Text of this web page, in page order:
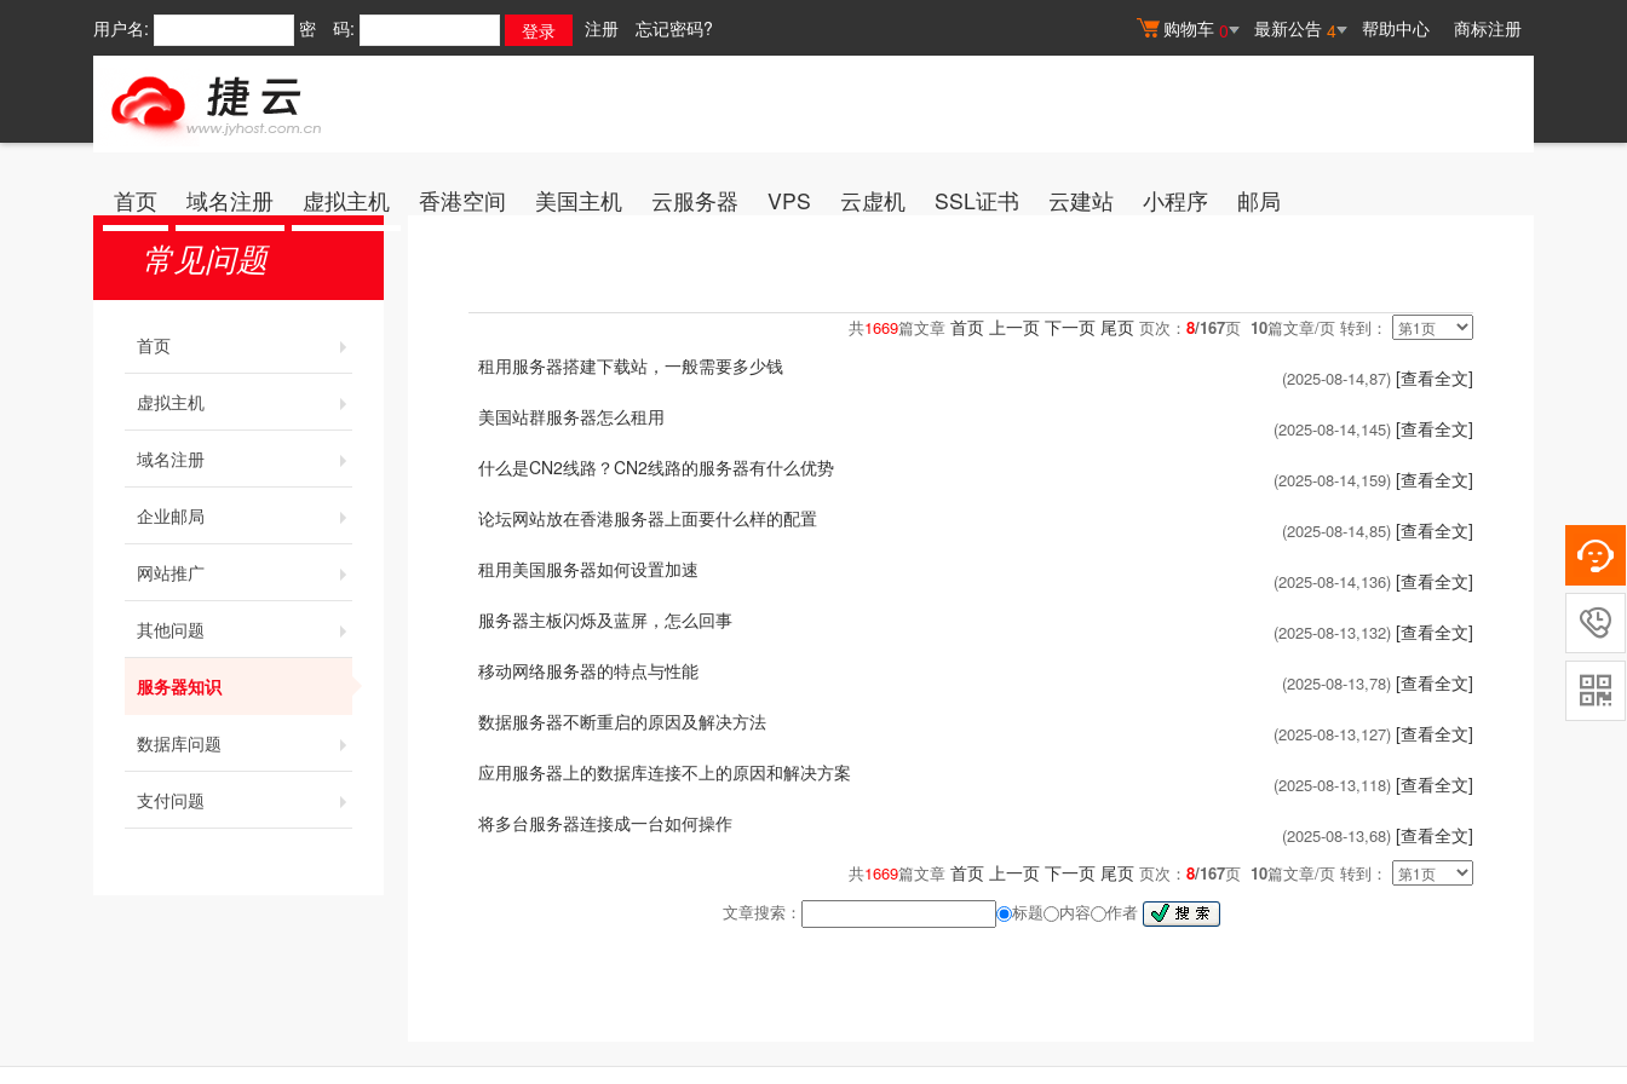
购物车 0 最新公告 4 帮助中心 商标注册
用户名: 密 码: 注册 忘记密码?
首页 域名注册 虚拟主机 香港空间 美国主机 云服务器 VPS 云虚机 SSL证书 云建站 小程序 邮局
常见问题
首页
虚拟主机
域名注册
企业邮局
网站推广
其他问题
服务器知识
数据库问题
支付问题
共1669篇文章 首页 上一页 下一页 尾页 页次： 8/167页 10篇文章/页 转到：
租用服务器搭建下载站，一般需要多少钱
(2025-08-14,87) [查看全文]
美国站群服务器怎么租用
(2025-08-14,145) [查看全文]
什么是CN2线路？CN2线路的服务器有什么优势
(2025-08-14,159) [查看全文]
论坛网站放在香港服务器上面要什么样的配置
(2025-08-14,85) [查看全文]
租用美国服务器如何设置加速
(2025-08-14,136) [查看全文]
服务器主板闪烁及蓝屏，怎么回事
(2025-08-13,132) [查看全文]
移动网络服务器的特点与性能
(2025-08-13,78) [查看全文]
数据服务器不断重启的原因及解决方法
(2025-08-13,127) [查看全文]
应用服务器上的数据库连接不上的原因和解决方案
(2025-08-13,118) [查看全文]
将多台服务器连接成一台如何操作
(2025-08-13,68) [查看全文]
共1669篇文章 首页 上一页 下一页 尾页 页次： 8/167页 10篇文章/页 转到：
文章搜索：
标题 内容 作者

